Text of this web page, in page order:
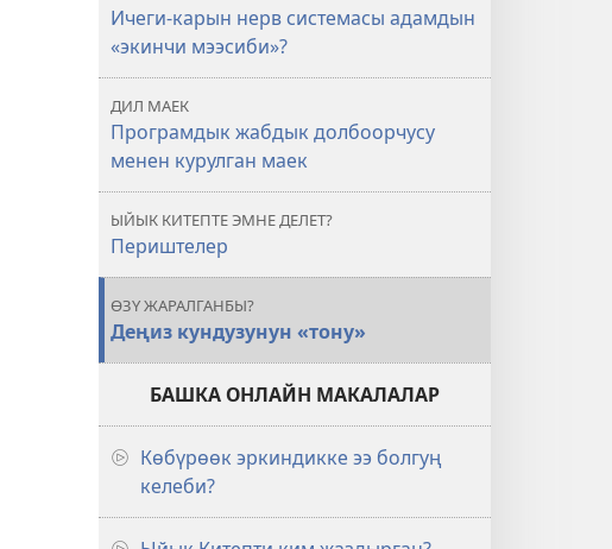
Ичеги-карын нерв системасы адамдын
«экинчи мээсиби»?
ДИЛ МАЕК
Програмдык жабдык долбоорчусу
менен курулган маек
ЫЙЫК КИТЕПТЕ ЭМНЕ ДЕЛЕТ?
Периштелер
ӨЗҮ ЖАРАЛГАНБЫ?
Деңиз кундузунун «тону»
БАШКА ОНЛАЙН МАКАЛАЛАР
Көбүрөөк эркиндикке ээ болгуң
келеби?